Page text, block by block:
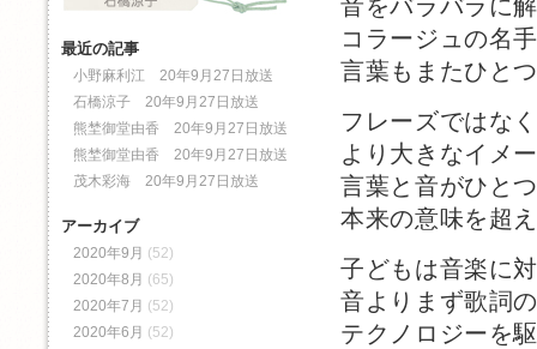
音をバラバラに
コラージュの名
言葉もまたひと
フレーズではな
より大きなイメ
言葉と音がひと
本来の意味を超
子どもは音楽に
音よりまず歌詞
テクノロジーを
最近の記事
小野麻利江 20年9月27日放送
石橋涼子 20年9月27日放送
熊埜御堂由香 20年9月27日放送
熊埜御堂由香 20年9月27日放送
茂木彩海 20年9月27日放送
アーカイブ
2020年9月 (52)
2020年8月 (65)
2020年7月 (52)
2020年6月 (52)